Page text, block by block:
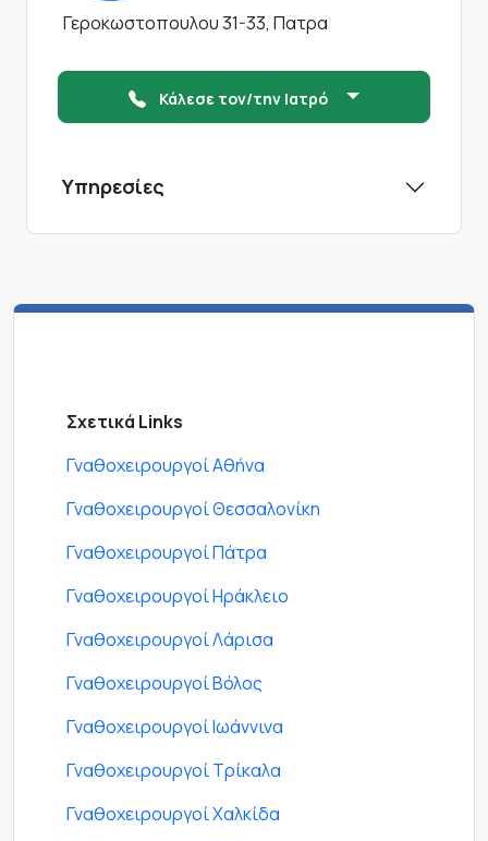
Γεροκωστοπουλου 31-33, Πατρα
Κάλεσε τον/την Ιατρό
Υπηρεσίες
Σχετικά Links
Γναθοχειρουργοί Αθήνα
Γναθοχειρουργοί Θεσσαλονίκη
Γναθοχειρουργοί Πάτρα
Γναθοχειρουργοί Ηράκλειο
Γναθοχειρουργοί Λάρισα
Γναθοχειρουργοί Βόλος
Γναθοχειρουργοί Ιωάννινα
Γναθοχειρουργοί Τρίκαλα
Γναθοχειρουργοί Χαλκίδα